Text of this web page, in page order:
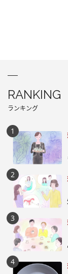
RANKING
ランキング